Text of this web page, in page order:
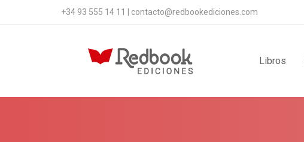
+34 93 555 14 11 contacto@redbookediciones.com
Libros